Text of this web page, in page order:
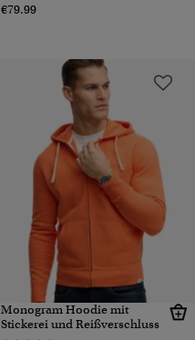
€79.99
Monogram Hoodie mit
Stickerei und Reißverschluss